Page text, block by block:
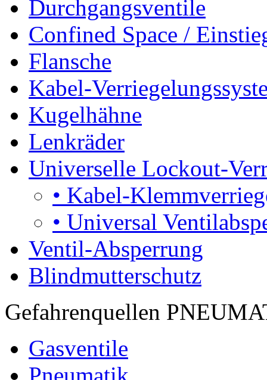
Durchgangsventile
Confined Space /
Flansche
Kabel-
Kugelhähne
Lenkräder
Universelle Lockout-
• Kabel-
• Universal
Ventil-Absperrung
Blindmutterschutz
Gefahrenquellen
Gasventile